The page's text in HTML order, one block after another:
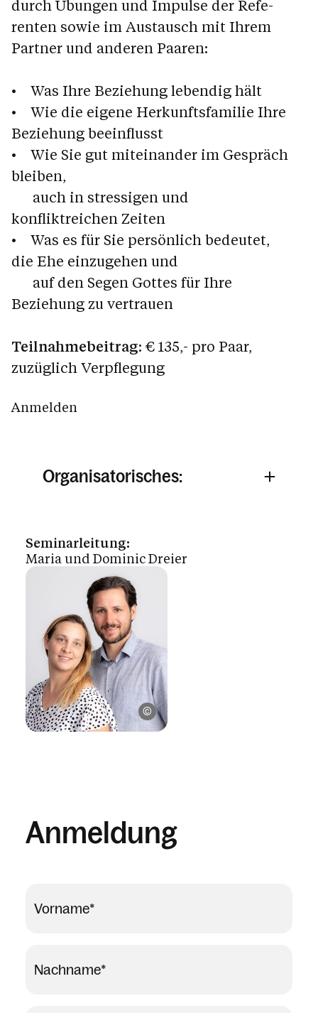
durch Übungen und Impulse der Refe-
renten sowie im Austausch mit Ihrem
Partner und anderen Paaren:
• Was Ihre Beziehung lebendig hält
• Wie die eigene Herkunftsfamilie Ihre
Beziehung beeinflusst
• Wie Sie gut miteinander im Gespräch
bleiben,
auch in stressigen und
konfliktreichen Zeiten
• Was es für Sie persönlich bedeutet,
die Ehe einzugehen und
auf den Segen Gottes für Ihre
Beziehung zu vertrauen
Teilnahmebeitrag: € 135,- pro Paar,
zuzüglich Verpflegung
Anmelden
Organisatorisches:
Seminarleitung:
Maria und Dominic Dreier
© Weissengruber & Partner
Anmeldung
Vorname*
Nachname*